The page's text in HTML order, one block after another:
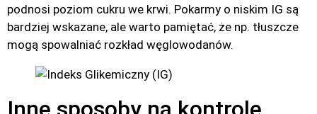
podnosi poziom cukru we krwi. Pokarmy o niskim IG są
bardziej wskazane, ale warto pamiętać, że np. tłuszcze
mogą spowalniać rozkład węglowodanów.